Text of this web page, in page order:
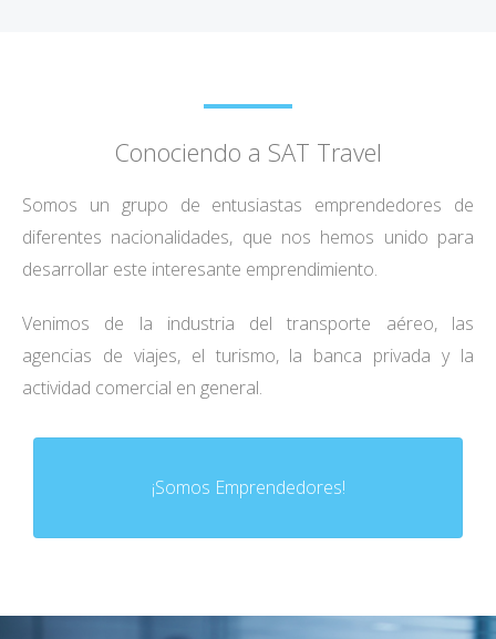
Conociendo a SAT Travel
Somos un grupo de entusiastas emprendedores de
diferentes nacionalidades, que nos hemos unido para
desarrollar este interesante emprendimiento.
Venimos de la industria del transporte aéreo, las
agencias de viajes, el turismo, la banca privada y la
actividad comercial en general.
¡Somos Emprendedores!